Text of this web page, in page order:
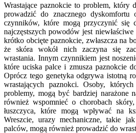
Wrastające paznokcie to problem, który
prowadzić do znacznego
czynników, które mogą przyczynić się
najczęstszych powodów jest
krótko obcięte paznokcie, zwłaszcza na
że skóra wokół nich zaczyna się
wrastania. Innym czynnikiem jest
które uciska palce i zmusza paznokcie
Oprócz tego genetyka odgrywa istotną
wrastających paznokci. Osoby,
problemy, mogą być bardziej narażone
również wspomnieć o chorobach
łuszczyca, które mogą wpływać na
Wreszcie, urazy mechaniczne, takie
palców, mogą również prowadzić do